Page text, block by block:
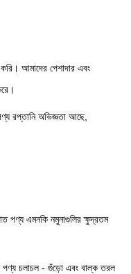
আমাদের পেশাদার এবং
রপ্তানি অভিজ্ঞতা আছে,
পণ্য এমনকি নমুনাগুলির ক্ষুদ্রতম
পণ্য চলাচল - গুঁড়ো এবং বাল্ক তরল